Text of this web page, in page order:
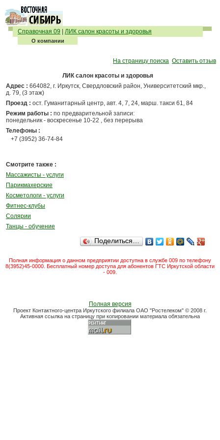
Справочная 09 ЛИК салон красоты и здоровья
О компании
На страницу поиска Оставить отзыв
ЛИК салон красоты и здоровья
Адрес : 664082, г. Иркутск, Свердловский район, Университетский мкр.,
д. 79, (3 этаж)
Проезд : ост. Гуманитарный центр, авт. 4, 7, 24, марш. такси 61, 84
Режим работы : по предварительной записи:
понедельник - воскресенье 10-22 , без перерыва
Телефоны :
+7 (3952) 36-74-84
Смотрите также :
Массажисты - услуги
Парикмахерские
Косметологи - услуги
Фитнес-клубы
Солярии
Танцы - обучение
Поделиться…
Полная информация о данном предприятии доступна в службе 009 по телефону
8(3952)45-0000. Бесплатный номер доступа для абонентов ГТС Иркутской области
- 009.
Полная версия
Проект Контактного-центра Иркутского филиала ОАО "Ростелеком" © 2008 г.
Активная ссылка на страницу при копировании материала обязательна